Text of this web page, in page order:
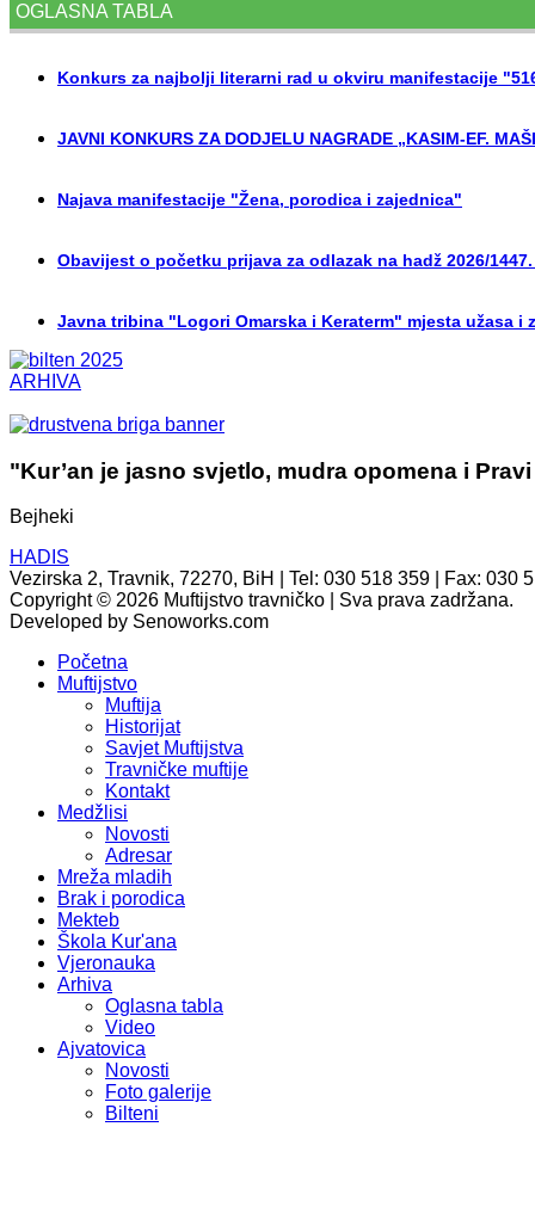
OGLASNA TABLA
Konkurs za najbolji literarni rad u okviru manifestacije
JAVNI KONKURS ZA DODJELU NAGRADE „KASIM-EF.
Najava manifestacije "Žena, porodica i zajednica"
Obavijest o početku prijava za odlazak na hadž 2026/
Javna tribina "Logori Omarska i Keraterm" mjesta užasa i
ARHIVA
"Kur’an je jasno svjetlo, mudra opomena i
Bejheki
HADIS
Vezirska 2, Travnik, 72270, BiH | Tel: 030 518 359 | Fax: 030
Copyright © 2026 Muftijstvo travničko | Sva prava zadržana.
Developed by Senoworks.com
Početna
Muftijstvo
Muftija
Historijat
Savjet Muftijstva
Travničke muftije
Kontakt
Medžlisi
Novosti
Adresar
Mreža mladih
Brak i porodica
Mekteb
Škola Kur'ana
Vjeronauka
Arhiva
Oglasna tabla
Video
Ajvatovica
Novosti
Foto galerije
Bilteni